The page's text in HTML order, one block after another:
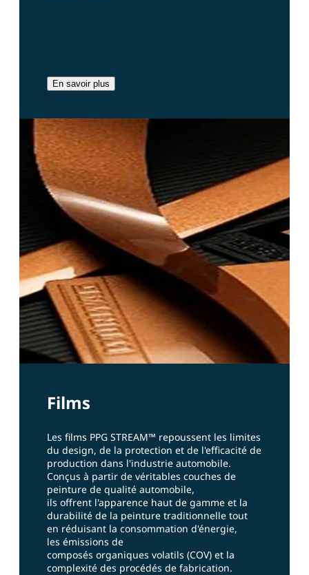
En savoir plus
Films
Les films PPG STREAM™ repoussent les limites
du design, de la protection et de l'efficacité de
production dans l'industrie automobile.
Conçus à partir de véritables couches de
peinture de qualité automobile,
ils offrent l'apparence haut de gamme et la
durabilité de la peinture traditionnelle tout
en réduisant la consommation d'énergie,
les émissions de
composés organiques volatils (COV) et la
complexité des procédés de fabrication.